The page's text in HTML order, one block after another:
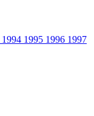
1994 1995 1996 1997